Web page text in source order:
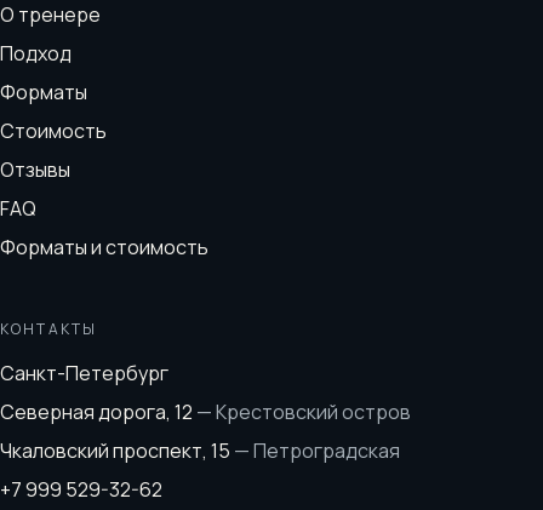
О тренере
Подход
Форматы
Стоимость
Отзывы
FAQ
Форматы и стоимость
КОНТАКТЫ
Санкт-Петербург
Северная дорога, 12 —Крестовский остров
Чкаловский проспект, 15 —Петроградская
+7 999 529-32-62